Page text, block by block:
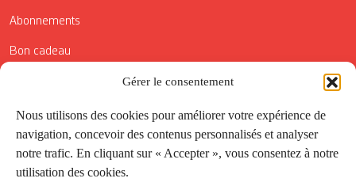
Gérer le consentement
Nous utilisons des cookies pour améliorer votre expérience de
navigation, concevoir des contenus personnalisés et analyser
notre trafic. En cliquant sur « Accepter », vous consentez à notre
utilisation des cookies.
Abonnements
Bon cadeau
Conditions générales de vente
Réductions de la Carte Côté Courrier
Application